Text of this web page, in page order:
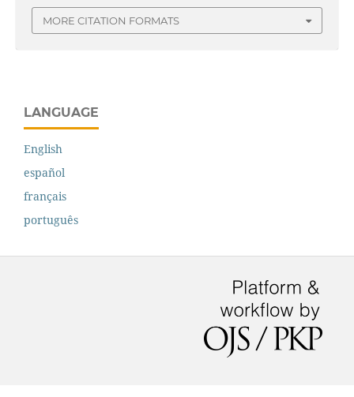
MORE CITATION FORMATS
LANGUAGE
English
español
français
português